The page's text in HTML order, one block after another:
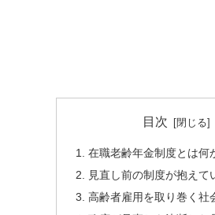
目次
在職老齢年金制度とは何
見直し前の制度が抱えて
高齢者雇用を取り巻く社